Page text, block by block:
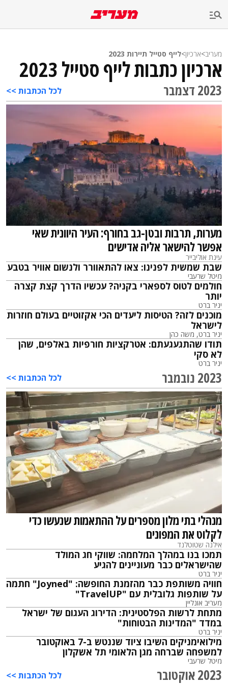
מעריב>ארכיון>לייף סטייל תיירות 2023
ארכיון כתבות לייף סטייל 2023
2023 דצמבר לכל הכתבות >>
מערות, תרבות ובטן-גב בחורף: העיר היוונית שאי
אפשר להישאר אליה אדישים
עינת אוליבייר
שבת שמשית לפנינו: צאו להתאוורר ולנשום אוויר בטבע
מיטל שרעבי
חולמים לטוס לספארי בקניה? עכשיו הדרך קצת קצרה
יותר
יניר ברט
מוכנים לזה? הטיסות ליעדים הכי אקזוטיים בעולם חוזרות
לישראל
יניר ברט, משה כהן
תודו שהתגעגעתם: אטרקציות חורפיות באלפים, שהן
לא סקי
יניר ברט
2023 נובמבר לכל הכתבות >>
מנהלי בתי מלון מספרים על ההתאמות שנעשו כדי
לקלוט את המפונים
אילנה שטוטלנד
תמכו בנו במהלך המלחמה: שווקי חג המולד
שהישראלים כבר מעוניינים להגיע
יניר ברט
חוויה משותפת כבר מהזמנת החופשה: "Joyned" חתמה
על שותפות גלובלית עם "TravelUP"
מעריב אונליין
מתחת לרשות הפלסטינית: הדירוג העגום של ישראל
במדד "המדינות הבטוחות"
יניר ברט
מילואימניקים השיבו ציוד שננטש ב-7 באוקטובר
למשפחה שברחה מגן הלאומי תל אשקלון
מיטל שרעבי
2023 אוקטובר לכל הכתבות >>